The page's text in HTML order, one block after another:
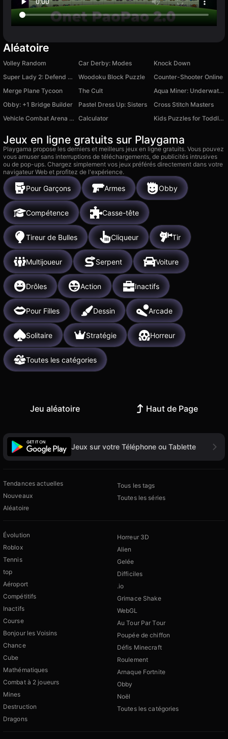
Aléatoire
Volley Random Car Derby: Modes
Knock Down
Super Lady 2: Defend the City
Woodoku Block Puzzle
Counter-Shooter Online
Merge Plane Tycoon
The Cult
Aqua Miner: Underwater Drilling Game
Obby: +1 Bridge Builder
Pastel Dress Up: Sisters
Cross Stitch Masters
Vehicle Combat Arena 3D Calculator Kids Puzzles for Toddlers
Jeux en ligne gratuits sur Playgama
Playgama propose les derniers et meilleurs jeux en ligne gratuits. Vous pouvez
vous amuser sans interruptions de téléchargements, de publicités intrusives
ou de pop-ups. Chargez simplement vos jeux préférés directement dans votre
navigateur Web et profitez de l'expérience.
Pour Garçons Armes Obby
Compétence Casse-tête
Tireur de Bulles Cliqueur Tir
Multijoueur Serpent Voiture
Drôles Action Inactifs
Pour Filles Dessin Arcade
Solitaire Stratégie Horreur
Toutes les catégories
Jeu aléatoire Haut de Page
Jeux sur votre Téléphone ou Tablette
Tendances actuelles
Nouveaux
Aléatoire
Tous les tags
Toutes les séries
Évolution
Roblox
Tennis
top
Aéroport
Compétitifs
Inactifs
Course
Bonjour les Voisins
Chance
Cube
Mathématiques
Combat à 2 joueurs
Mines
Destruction
Dragons
Horreur 3D
Alien
Gelée
Difficiles
.io
Grimace Shake
WebGL
Au Tour Par Tour
Poupée de chiffon
Défis Minecraft
Roulement
Arnaque Fortnite
Obby
Noël
Toutes les catégories